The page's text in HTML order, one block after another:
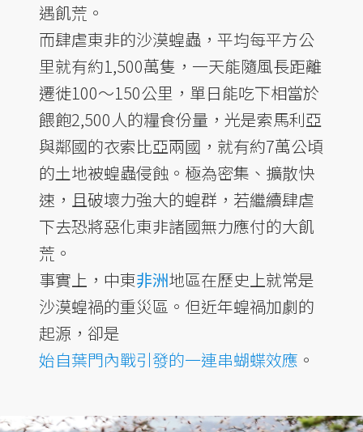
遇飢荒。
而肆虐東非的沙漠蝗蟲，平均每平方公
里就有約1,500萬隻，一天能隨風長距離
遷徙100～150公里，單日能吃下相當於
餵飽2,500人的糧食份量，光是索馬利亞
與鄰國的衣索比亞兩國，就有約7萬公頃
的土地被蝗蟲侵蝕。極為密集、擴散快
速，且破壞力強大的蝗群，若繼續肆虐
下去恐將惡化東非諸國無力應付的大飢
荒。
事實上，中東非洲地區在歷史上就常是
沙漠蝗禍的重災區。但近年蝗禍加劇的
起源，卻是
始自葉門內戰引發的一連串蝴蝶效應 。